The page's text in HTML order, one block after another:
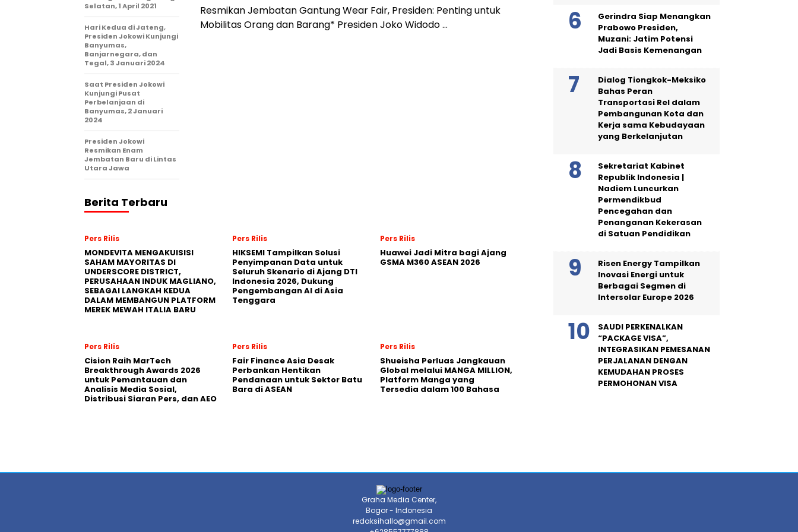
Resmikan Jembatan Gantung Wear Fair, Presiden: Penting untuk
Mobilitas Orang dan Barang* Presiden Joko Widodo …
Selatan, 1 April 2021
Hari Kedua di Jateng,
Presiden Jokowi Kunjungi
Banyumas,
Banjarnegara, dan
Tegal, 3 Januari 2024
Saat Presiden Jokowi
Kunjungi Pusat
Perbelanjaan di
Banyumas, 2 Januari
2024
Presiden Jokowi
Resmikan Enam
Jembatan Baru di Lintas
Utara Jawa
Berita Terbaru
Pers Rilis
MONDEVITA MENGAKUISISI
SAHAM MAYORITAS DI
UNDERSCORE DISTRICT,
PERUSAHAAN INDUK MAGLIANO,
SEBAGAI LANGKAH KEDUA
DALAM MEMBANGUN PLATFORM
MEREK MEWAH ITALIA BARU
Pers Rilis
HIKSEMI Tampilkan Solusi
Penyimpanan Data untuk
Seluruh Skenario di Ajang DTI
Indonesia 2026, Dukung
Pengembangan AI di Asia
Tenggara
Pers Rilis
Huawei Jadi Mitra bagi Ajang
GSMA M360 ASEAN 2026
Pers Rilis
Cision Raih MarTech
Breakthrough Awards 2026
untuk Pemantauan dan
Analisis Media Sosial,
Distribusi Siaran Pers, dan AEO
Pers Rilis
Fair Finance Asia Desak
Perbankan Hentikan
Pendanaan untuk Sektor Batu
Bara di ASEAN
Pers Rilis
Shueisha Perluas Jangkauan
Global melalui MANGA MILLION,
Platform Manga yang
Tersedia dalam 100 Bahasa
Gerindra Siap Menangkan
Prabowo Presiden,
Muzani: Jatim Potensi
Jadi Basis Kemenangan
Dialog Tiongkok-Meksiko
Bahas Peran
Transportasi Rel dalam
Pembangunan Kota dan
Kerja sama Kebudayaan
yang Berkelanjutan
Sekretariat Kabinet
Republik Indonesia |
Nadiem Luncurkan
Permendikbud
Pencegahan dan
Penanganan Kekerasan
di Satuan Pendidikan
Risen Energy Tampilkan
Inovasi Energi untuk
Berbagai Segmen di
Intersolar Europe 2026
SAUDI PERKENALKAN
“PACKAGE VISA”,
INTEGRASIKAN PEMESANAN
PERJALANAN DENGAN
KEMUDAHAN PROSES
PERMOHONAN VISA
Graha Media Center,
Bogor - Indonesia
redaksihallo@gmail.com